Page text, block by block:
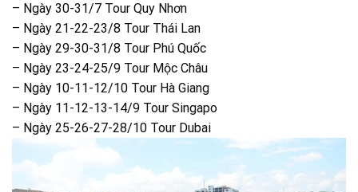
– Ngày 30-31/7 Tour Quy Nhơn
– Ngày 21-22-23/8 Tour Thái Lan
– Ngày 29-30-31/8 Tour Phú Quốc
– Ngày 23-24-25/9 Tour Mộc Châu
– Ngày 10-11-12/10 Tour Hà Giang
– Ngày 11-12-13-14/9 Tour Singapo
– Ngày 25-26-27-28/10 Tour Dubai